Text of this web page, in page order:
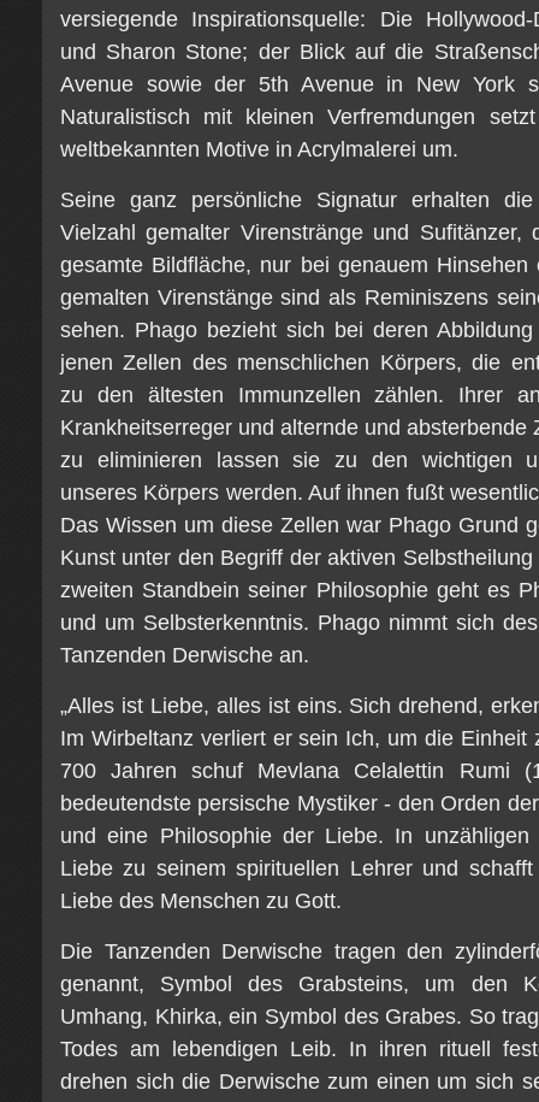
versiegende Inspirationsquelle: Die
und Sharon Stone; der Blick auf die
Avenue sowie der 5th Avenue in New York
Naturalistisch mit kleinen Verfremdungen
weltbekannten Motive in Acrylmalerei um.
Seine ganz persönliche Signatur erhalten
Vielzahl gemalter Virenstränge und
gesamte Bildfläche, nur bei genauem Hinsehen
gemalten Virenstänge sind als Reminiszens
sehen. Phago bezieht sich bei deren
jenen Zellen des menschlichen Körpers, die
zu den ältesten Immunzellen zählen. Ihrer
Krankheitserreger und alternde und absterbende
zu eliminieren lassen sie zu den wichtigen
unseres Körpers werden. Auf ihnen fußt
Das Wissen um diese Zellen war Phago Grund
Kunst unter den Begriff der aktiven
zweiten Standbein seiner Philosophie geht es
und um Selbsterkenntnis. Phago nimmt sich
Tanzenden Derwische an.
„Alles ist Liebe, alles ist eins. Sich drehend,
Im Wirbeltanz verliert er sein Ich, um die Einheit
700 Jahren schuf Mevlana Celalettin Rumi
bedeutendste persische Mystiker - den Orden
und eine Philosophie der Liebe. In
Liebe zu seinem spirituellen Lehrer und
Liebe des Menschen zu Gott.
Die Tanzenden Derwische tragen den
genannt, Symbol des Grabsteins, um den
Umhang, Khirka, ein Symbol des Grabes. So
Todes am lebendigen Leib. In ihren rituell
drehen sich die Derwische zum einen um sich